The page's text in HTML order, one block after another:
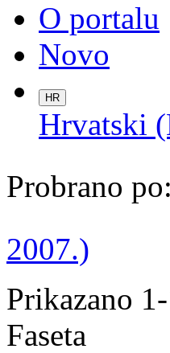
O portalu
Novo
HR
Hrvatski
Probrano po:
2007.)
Prikazano
Faseta